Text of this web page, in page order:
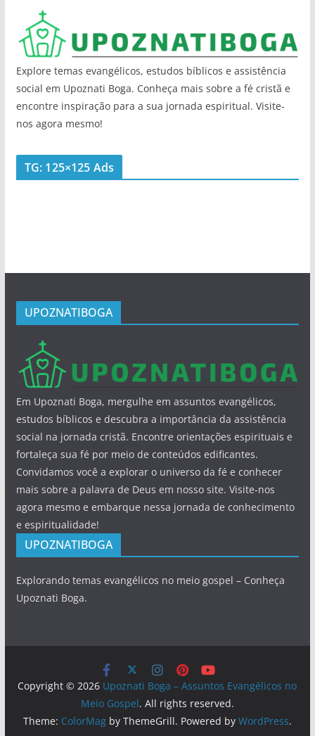
Explore temas evangélicos, estudos bíblicos e assistência
social em Upoznati Boga. Conheça mais sobre a fé cristã e
encontre inspiração para a sua jornada espiritual. Visite-
nos agora mesmo!
TG: 125×125 Ads
UPOZNATIBOGA
Em Upoznati Boga, mergulhe em assuntos evangélicos,
estudos bíblicos e descubra a importância da assistência
social na jornada cristã. Encontre orientações espirituais e
fortaleça sua fé por meio de conteúdos edificantes.
Convidamos você a explorar o universo da fé e conhecer
mais sobre a palavra de Deus em nosso site. Visite-nos
agora mesmo e embarque nessa jornada de conhecimento
e espiritualidade!
UPOZNATIBOGA
Explorando temas evangélicos no meio gospel – Conheça
Upoznati Boga.
Copyright © 2026 Upoznati Boga – Assuntos Evangélicos no
Meio Gospel. All rights reserved.
Theme: ColorMagby ThemeGrill. Powered by WordPress.